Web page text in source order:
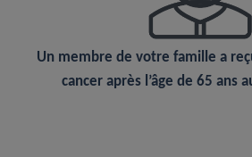
Un membre de votre famille a
cancer après l’âge de 65 ans